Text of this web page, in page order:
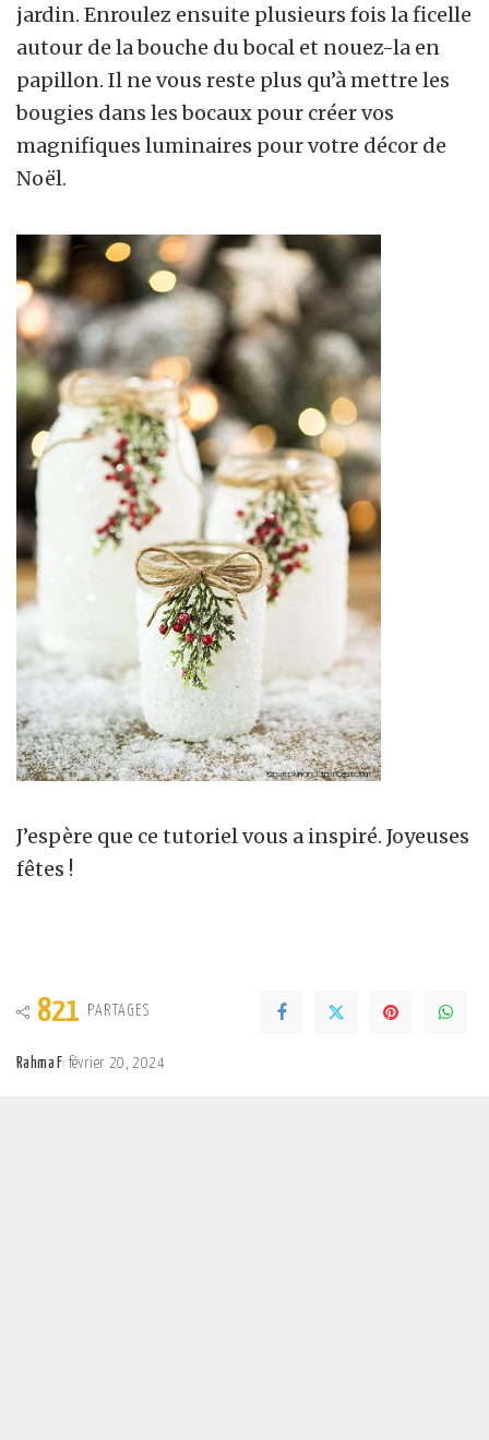
jardin. Enroulez ensuite plusieurs fois la ficelle
autour de la bouche du bocal et nouez-la en
papillon. Il ne vous reste plus qu’à mettre les
bougies dans les bocaux pour créer vos
magnifiques luminaires pour votre décor de
Noël.
J’espère que ce tutoriel vous a inspiré. Joyeuses
fêtes !
821 PARTAGES
Rahma F février 20, 2024